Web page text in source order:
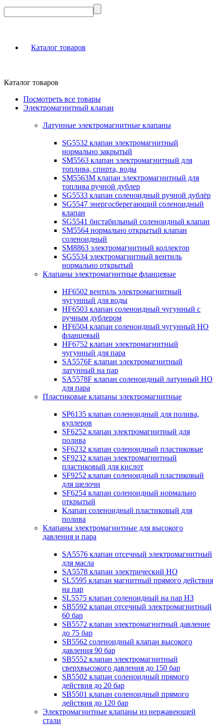
Каталог товаров
Каталог товаров
Посмотреть все товары
Электромагнитный клапан
Латунные электромагнитные клапаны
SG5532 клапан электромагнитный
нормально закрытый
SM5563 клапан электромагнитный для
топлива, спирта, воды
SM5563M клапан электромагнитный для
топлива ручной дублер
SG5533 клапан соленоидный ручной дублёр
SG5547 энергосберегающий соленоидный
клапан
SG5541 бистабильный соленоидный клапан
SM5564 нормально открытый клапан
соленоидный
SM8863 электромагнитный коллектор
SG5534 электромагнитный вентиль
нормально открытый
Клапаны электромагнитные фланцевые
HF6502 вентиль электромагнитный
чугунный для воды
HF6503 клапан соленоидный чугунный с
ручным дублером
HF6504 клапан соленоидный чугунный НО
фланцевый
HF6752 клапан электромагнитный
чугунный для пара
SA5576F клапан электромагнитный
латунный на пар
SA5578F клапан соленоидный латунный НО
для пара
Пластиковые клапаны электромагнитные
SP6135 клапан соленоидный для полива,
куллеров
SF6252 клапан электромагнитный для
полива
SF6232 клапан соленоидный пластиковые
SF9232 клапан электромагнитный
пластиковый для кислот
SF9252 клапан соленоидный пластиковый
для щелочи
SF6254 клапан соленоидный нормально
открытый
Клапан соленоидный пластиковый для
полива
Клапаны электромагнитные для высокого
давления и пара
SA5576 клапан отсечный электромагнитный
для масла
SA5578 клапан электрический НО
SL5595 клапан магнитный прямого действия
на пар
SL5575 клапан соленоидный на пар НЗ
SB5592 клапан отсечный электромагнитный
60 бар
SB5572 клапан электромагнитный давление
до 75 бар
SB5562 соленоидный клапан высокого
давления 90 бар
SB5552 клапан электромагнитный
сверхвысокого давления до 150 бар
SB5502 клапан соленоидный прямого
действия до 20 бар
SB5501 клапан соленоидный прямого
действия до 120 бар
Электромагнитные клапаны из нержавеющей
стали